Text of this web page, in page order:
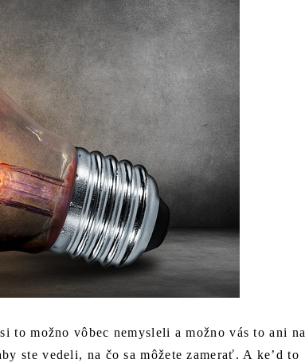
to možno vôbec nemysleli a možno vás to ani na
ste vedeli, na čo sa môžete zamerať. A ke’d to